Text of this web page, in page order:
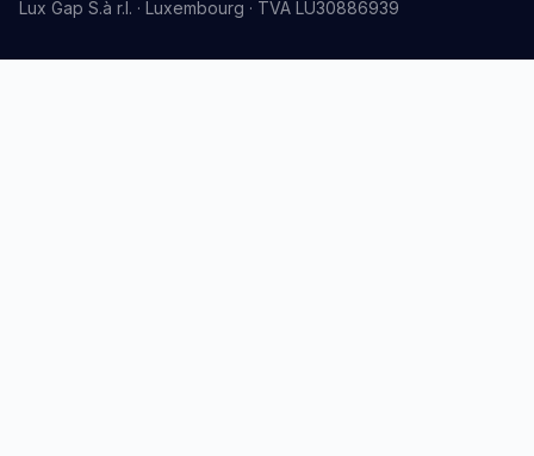
Lux Gap S.à r.l. · Luxembourg · TVA LU30886939